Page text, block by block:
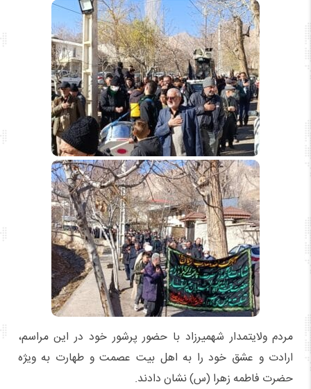
مردم ولایتمدار شهمیرزاد با حضور پرشور خود در این مراسم،
ارادت و عشق خود را به اهل بیت عصمت و طهارت به ویژه
حضرت فاطمه زهرا (س) نشان دادند.